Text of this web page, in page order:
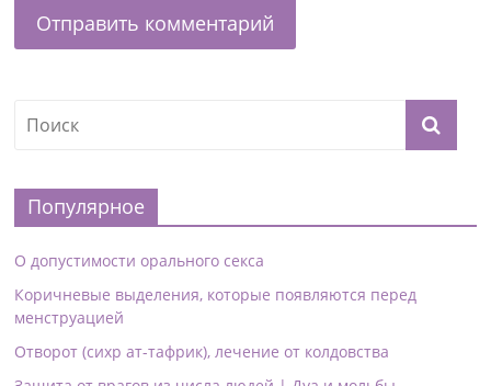
Популярное
О допустимости орального секса
Коричневые выделения, которые появляются перед
менструацией
Отворот (сихр ат-тафрик), лечение от колдовства